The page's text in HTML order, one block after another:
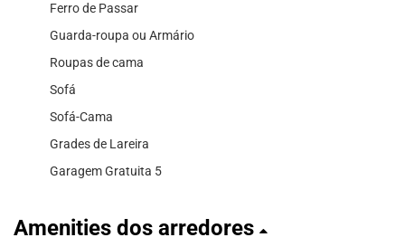
Ferro de Passar
Guarda-roupa ou Armário
Roupas de cama
Sofá
Sofá-Cama
Grades de Lareira
Garagem Gratuita 5
Amenities dos arredores